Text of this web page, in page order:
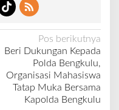
Pos berikutnya
Beri Dukungan Kepada
Polda Bengkulu,
Organisasi Mahasiswa
Tatap Muka Bersama
Kapolda Bengkulu